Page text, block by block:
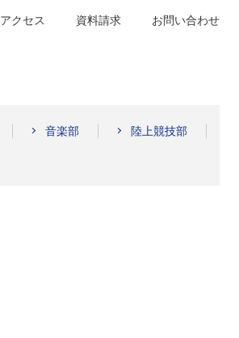
アクセス 資料請求 お問い合わせ
音楽部
陸上競技部